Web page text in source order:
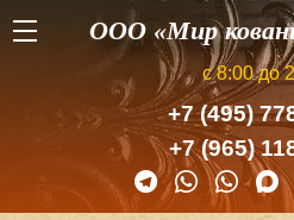
ООО «Мир
с 8:00 до
+7 (495)
+7 (965)